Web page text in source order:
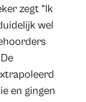
zegt “Ik
wel
en gingen